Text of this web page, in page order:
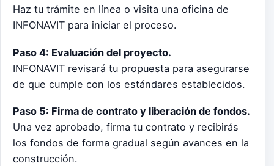
Haz tu trámite en línea o visita una oficina de
INFONAVIT para iniciar el proceso.
Paso 4: Evaluación del proyecto.
INFONAVIT revisará tu propuesta para asegurarse
de que cumple con los estándares establecidos.
Paso 5: Firma de contrato y liberación de fondos.
Una vez aprobado, firma tu contrato y recibirás
los fondos de forma gradual según avances en la
construcción.